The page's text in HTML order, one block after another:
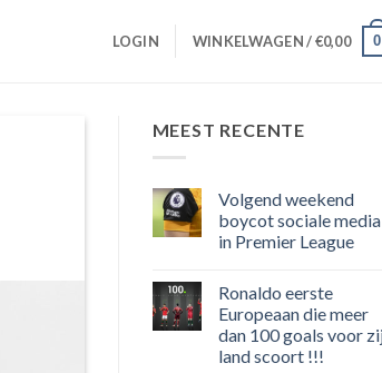
LOGIN WINKELWAGEN /€0,00 0
MEEST RECENTE
Volgend weekend
boycot sociale media
in Premier League
op
Volgend
weekend
boycot
sociale
media
Ronaldo eerste
Europeaan die meer
dan 100 goals voor
land scoort !!!